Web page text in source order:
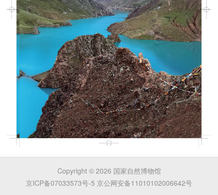
Copyright © 2026 国家自然博物馆
京ICP备07033573号-5 京公网安备11010102006642号